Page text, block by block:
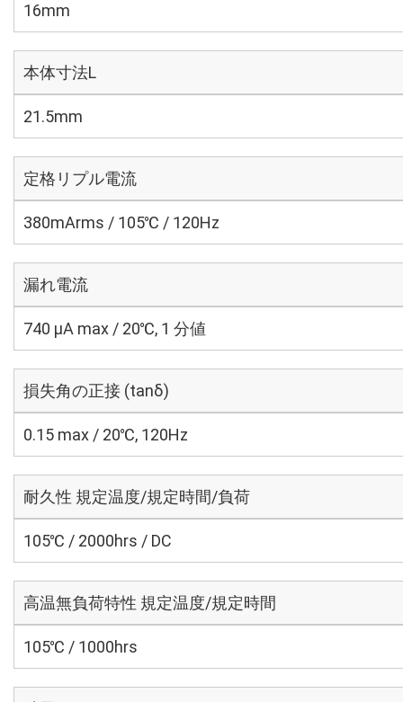
16mm
本体寸法L
21.5mm
定格リプル電流
380mArms / 105℃ / 120Hz
漏れ電流
740 μA max / 20℃, 1 分値
損失角の正接 (tanδ)
0.15 max / 20℃, 120Hz
耐久性 規定温度/規定時間/負荷
105℃ / 2000hrs / DC
高温無負荷特性 規定温度/規定時間
105℃ / 1000hrs